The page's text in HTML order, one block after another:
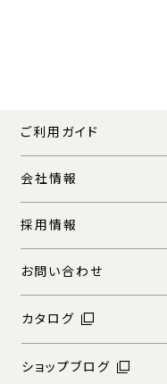
ご利用ガイド
会社情報
採用情報
お問い合わせ
カタログ
ショップブログ